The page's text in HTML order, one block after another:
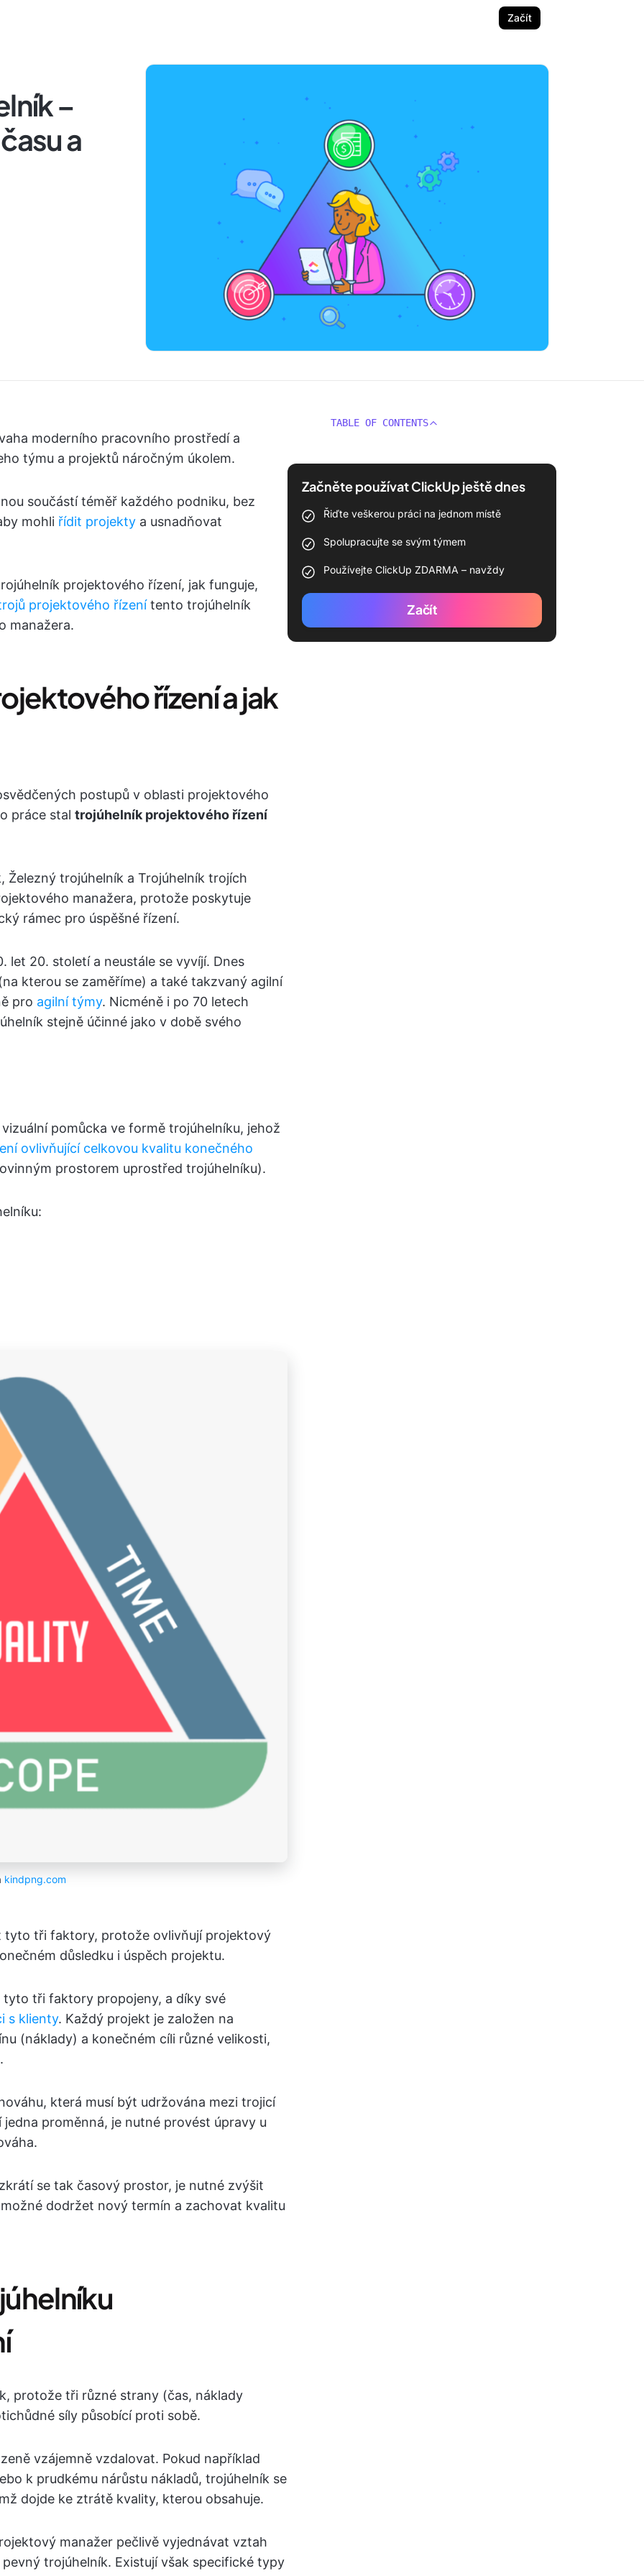
Začít
–
a
moderního pracovního prostředí a
týmu a projektů náročným úkolem.
součástí téměř každého podniku, bez
mohli řídit projekty a usnadňovat
projektového řízení, jak funguje,
projektového řízenítento trojúhelník
manažera.
řízení a jak
postupů v oblasti projektového
práce stal trojúhelník projektového řízení
Železný trojúhelník a Trojúhelník trojích
manažera, protože poskytuje
rámec pro úspěšné řízení.
let 20. století a neustále se vyvíjí. Dnes
kterou se zaměříme) a také takzvaný agilní
pro agilní týmy. Nicméně i po 70 letech
stejně účinné jako v době svého
pomůcka ve formě trojúhelníku, jehož
ovlivňující celkovou kvalitu konečného
prostorem uprostřed trojúhelníku).
kindpng.com
tyto tři faktory, protože ovlivňují projektový
důsledku i úspěch projektu.
tyto tři faktory propojeny, a díky své
s klienty. Každý projekt je založen na
(náklady) a konečném cíli různé velikosti,
která musí být udržována mezi trojicí
proměnná, je nutné provést úpravy u
se tak časový prostor, je nutné zvýšit
dodržet nový termín a zachovat kvalitu
protože tři různé strany (čas, náklady
síly působící proti sobě.
vzájemně vzdalovat. Pokud například
k prudkému nárůstu nákladů, trojúhelník se
dojde ke ztrátě kvality, kterou obsahuje.
manažer pečlivě vyjednávat vztah
trojúhelník. Existují však specifické typy
TABLE OF CONTENTS
Začněte používat ClickUp ještě dnes
Řiďte veškerou práci na jednom místě
Spolupracujte se svým týmem
Používejte ClickUp ZDARMA – navždy
Začít